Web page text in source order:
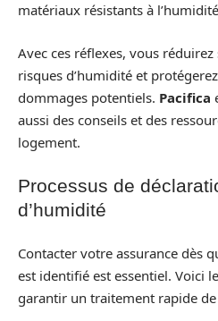
matériaux résistants à
Avec ces réflexes, vous
risques d’humidité et
dommages potentiels. Pacifica
aussi des conseils et des
logement.
Processus de
d’humidité
Contacter votre assurance dès
est identifié est essentiel. Voici
garantir un traitement rapide